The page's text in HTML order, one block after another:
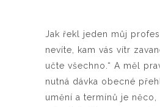
Jak řekl jeden můj
nevíte, kam vás vítr
učte všechno.“ A měl
nutná dávka obecné
umění a termínů je